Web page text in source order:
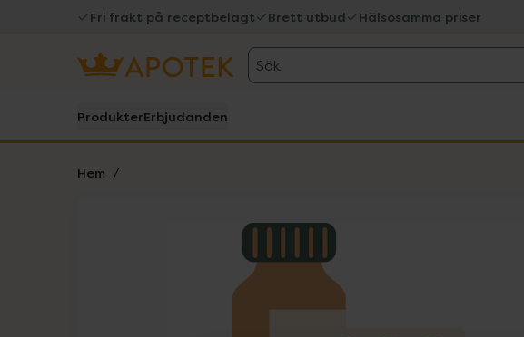
Fri frakt på receptbelagt Brett utbud Hälsosamma priser
Sök
ProdukterErbjudanden
Hem
Lista: . Innehåller 1 objekt.